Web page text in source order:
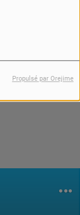
Propulsé par Orejime